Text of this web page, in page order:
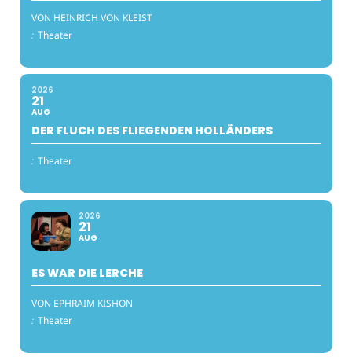
VON HEINRICH VON KLEIST
: Theater
2026
21
AUG
DER FLUCH DES FLIEGENDEN HOLLÄNDERS
: Theater
2026
21
AUG
ES WAR DIE LERCHE
VON EPHRAIM KISHON
: Theater